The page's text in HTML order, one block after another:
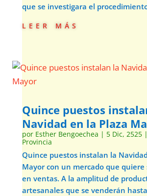
que se investigara el
leer más
Quince puestos
Navidad en la Plaza
por Esther Bengoechea | 5 Dic, 2525|
Provincia
Quince puestos instalan la
Mayor con un mercado que
en ventas. A la amplitud de
artesanales que se venderán